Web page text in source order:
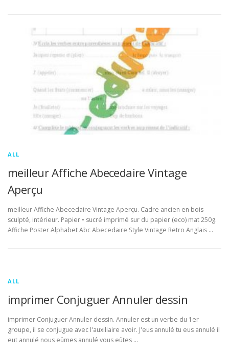
ALL
meilleur Affiche Abecedaire Vintage
Aperçu
meilleur Affiche Abecedaire Vintage Aperçu. Cadre ancien en bois
sculpté, intérieur. Papier • sucré imprimé sur du papier (eco) mat 250g.
Affiche Poster Alphabet Abc Abecedaire Style Vintage Retro Anglais …
ALL
imprimer Conjuguer Annuler dessin
imprimer Conjuguer Annuler dessin. Annuler est un verbe du 1er
groupe, il se conjugue avec l'auxiliaire avoir. J'eus annulé tu eus annulé il
eut annulé nous eûmes annulé vous eûtes …